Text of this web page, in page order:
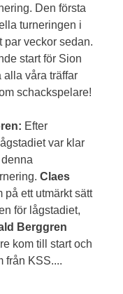
Den första
turneringen i
par veckor sedan.
start för Sion
alla våra träffar
schackspelare!
Efter
var klar
Claes
på ett utmärkt sätt
för lågstadiet,
Berggren
kom till start och
från KSS....